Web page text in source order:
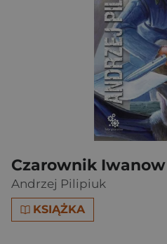
Czarownik Iwanow
Andrzej Pilipiuk
KSIĄŻKA